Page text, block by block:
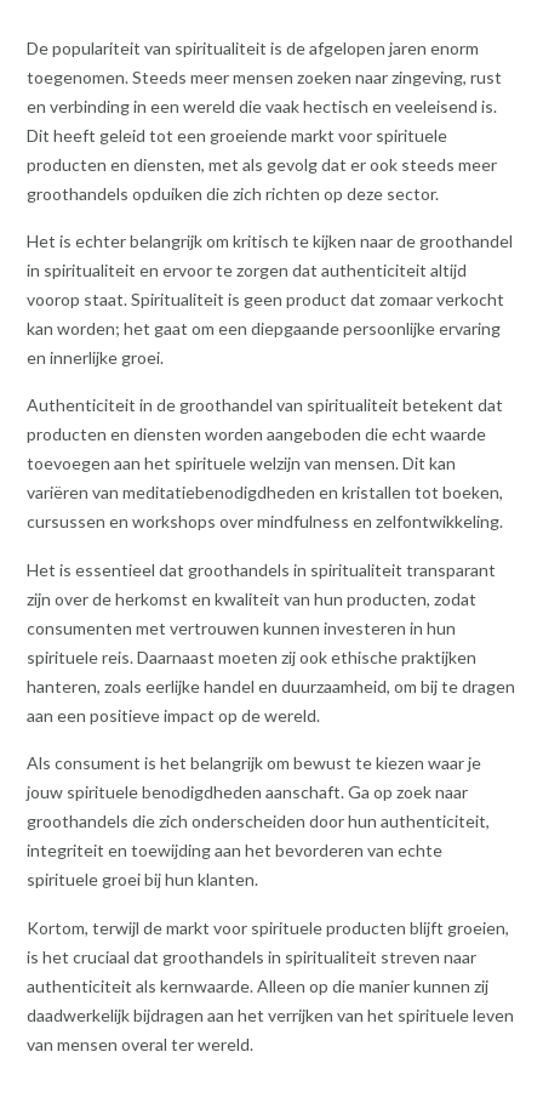
De populariteit van spiritualiteit is de afgelopen jaren enorm
toegenomen. Steeds meer mensen zoeken naar zingeving, rust
en verbinding in een wereld die vaak hectisch en veeleisend is.
Dit heeft geleid tot een groeiende markt voor spirituele
producten en diensten, met als gevolg dat er ook steeds meer
groothandels opduiken die zich richten op deze sector.
Het is echter belangrijk om kritisch te kijken naar de groothandel
in spiritualiteit en ervoor te zorgen dat authenticiteit altijd
voorop staat. Spiritualiteit is geen product dat zomaar verkocht
kan worden; het gaat om een diepgaande persoonlijke ervaring
en innerlijke groei.
Authenticiteit in de groothandel van spiritualiteit betekent dat
producten en diensten worden aangeboden die echt waarde
toevoegen aan het spirituele welzijn van mensen. Dit kan
variëren van meditatiebenodigdheden en kristallen tot boeken,
cursussen en workshops over mindfulness en zelfontwikkeling.
Het is essentieel dat groothandels in spiritualiteit transparant
zijn over de herkomst en kwaliteit van hun producten, zodat
consumenten met vertrouwen kunnen investeren in hun
spirituele reis. Daarnaast moeten zij ook ethische praktijken
hanteren, zoals eerlijke handel en duurzaamheid, om bij te dragen
aan een positieve impact op de wereld.
Als consument is het belangrijk om bewust te kiezen waar je
jouw spirituele benodigdheden aanschaft. Ga op zoek naar
groothandels die zich onderscheiden door hun authenticiteit,
integriteit en toewijding aan het bevorderen van echte
spirituele groei bij hun klanten.
Kortom, terwijl de markt voor spirituele producten blijft groeien,
is het cruciaal dat groothandels in spiritualiteit streven naar
authenticiteit als kernwaarde. Alleen op die manier kunnen zij
daadwerkelijk bijdragen aan het verrijken van het spirituele leven
van mensen overal ter wereld.